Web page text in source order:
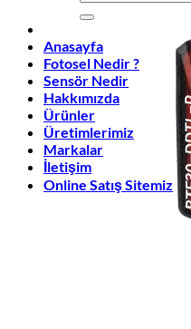
Anasayfa
Fotosel Nedir ?
Sensör Nedir
Hakkımızda
Ürünler
Üretimlerimiz
Markalar
İletişim
Online Satış Sitemiz